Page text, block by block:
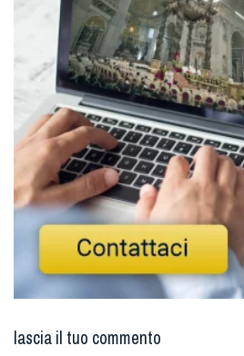
lascia il tuo commento